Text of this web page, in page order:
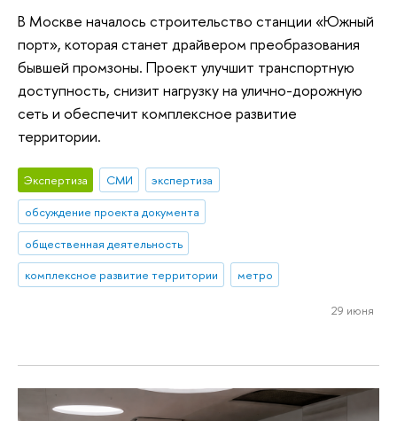
В Москве началось строительство станции «Южный
порт», которая станет драйвером преобразования
бывшей промзоны. Проект улучшит транспортную
доступность, снизит нагрузку на улично-дорожную
сеть и обеспечит комплексное развитие
территории.
Экспертиза СМИ
экспертиза
обсуждение проекта документа
общественная деятельность
комплексное развитие территории
метро
29 июня